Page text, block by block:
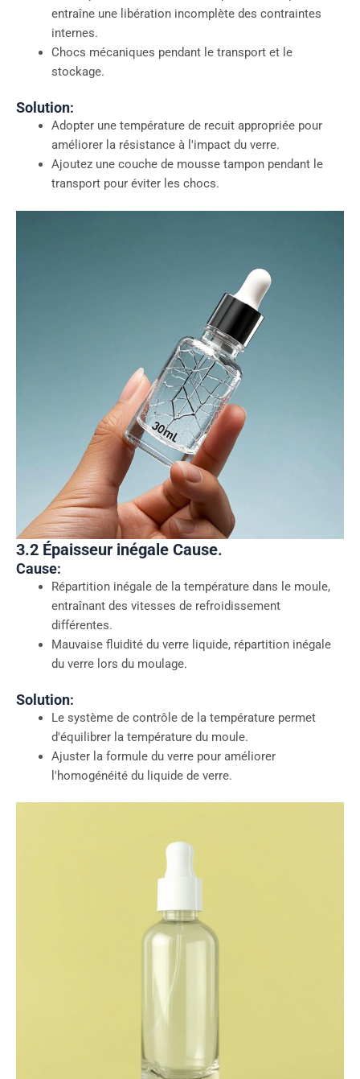
entraîne une libération incomplète des contraintes
internes.
Chocs mécaniques pendant le transport et le
stockage.
Solution:
Adopter une température de recuit appropriée pour
améliorer la résistance à l'impact du verre.
Ajoutez une couche de mousse tampon pendant le
transport pour éviter les chocs.
3.2 Épaisseur inégale Cause.
Cause:
Répartition inégale de la température dans le moule,
entraînant des vitesses de refroidissement
différentes.
Mauvaise fluidité du verre liquide, répartition inégale
du verre lors du moulage.
Solution:
Le système de contrôle de la température permet
d'équilibrer la température du moule.
Ajuster la formule du verre pour améliorer
l'homogénéité du liquide de verre.